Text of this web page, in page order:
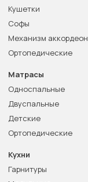
Кушетки
Софы
Механизм аккордеон
Ортопедические
Матрасы
Односпальные
Двуспальные
Детские
Ортопедические
Кухни
Гарнитуры